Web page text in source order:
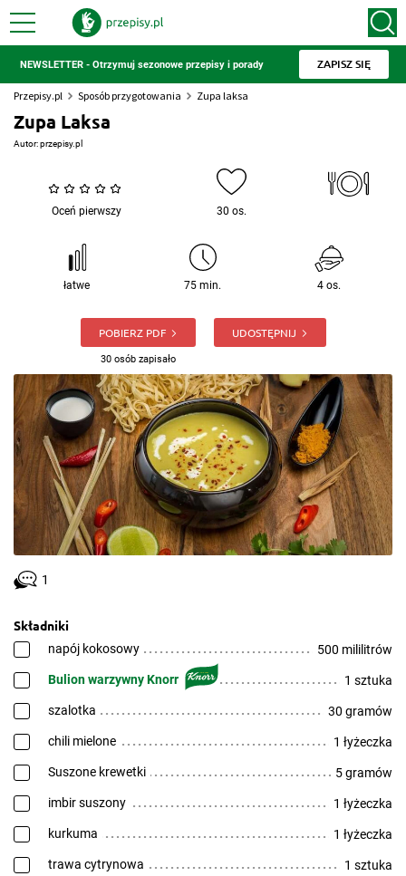
NEWSLETTER - Otrzymuj sezonowe przepisy i porady ZAPISZ SIĘ
Przepisy.pl Sposób przygotowania Zupa laksa
Zupa Laksa
Autor:przepisy.pl
Oceń pierwszy 30 os.
łatwe 75 min. 4 os.
POBIERZ PDF
30 osób zapisało
UDOSTĘPNIJ
1
Składniki
napój kokosowy 500 mililitrów
Bulion warzywny Knorr 1 sztuka
szalotka 30 gramów
chili mielone 1 łyżeczka
Suszone krewetki 5 gramów
imbir suszony 1 łyżeczka
kurkuma 1 łyżeczka
trawa cytrynowa 1 sztuka